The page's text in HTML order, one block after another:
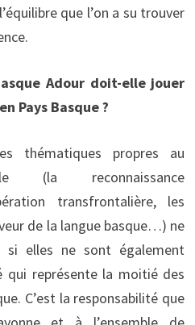
que l’on a su trouver
Adour doit-elle jouer
Pays Basque ?
thématiques propres au
(la reconnaissance
transfrontalière, les
de la langue basque…) ne
si elles ne sont également
qui représente la moitié des
C’est la responsabilité que